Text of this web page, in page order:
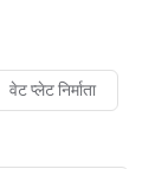
वेट प्लेट निर्माता